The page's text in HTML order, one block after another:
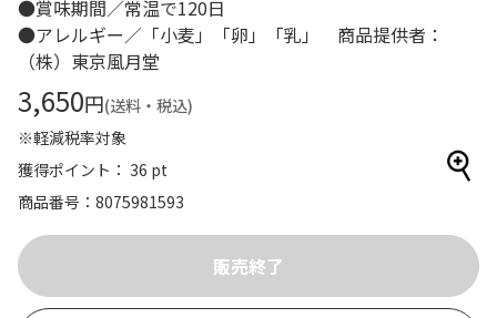
●賞味期間／常温で120日
●アレルギー／「小麦」「卵」「乳」 商品提供者：
（株）東京風月堂
3,650円(送料・税込)
※軽減税率対象
獲得ポイント： 36 pt
商品番号
8075981593